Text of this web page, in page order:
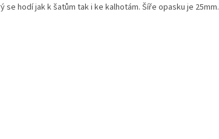
hodí jak k šatům tak i ke kalhotám. Šíře opasku je 25mm.